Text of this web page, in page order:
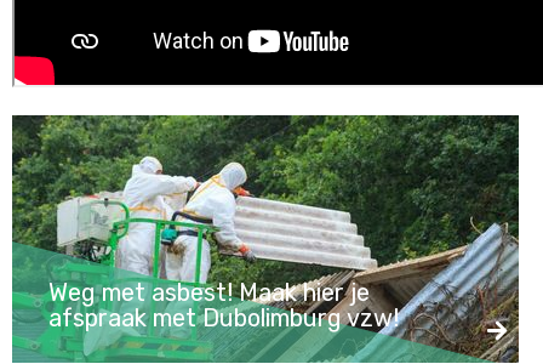
Weg met asbest! Maak hier je
afspraak met Dubolimburg vzw!